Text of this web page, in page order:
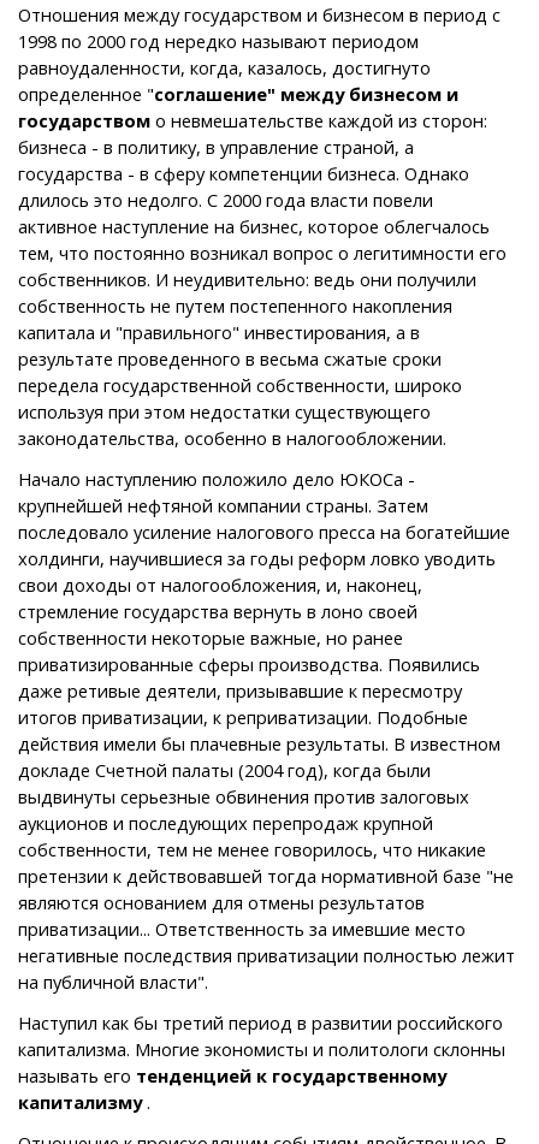
Отношения между государством и бизнесом в период с
1998 по 2000 год нередко называют периодом
равноудаленности, когда, казалось, достигнуто
определенное "соглашение" между бизнесом и
государством о невмешательстве каждой из сторон:
бизнеса - в политику, в управление страной, а
государства - в сферу компетенции бизнеса. Однако
длилось это недолго. С 2000 года власти повели
активное наступление на бизнес, которое облегчалось
тем, что постоянно возникал вопрос о легитимности его
собственников. И неудивительно: ведь они получили
собственность не путем постепенного накопления
капитала и "правильного" инвестирования, а в
результате проведенного в весьма сжатые сроки
передела государственной собственности, широко
используя при этом недостатки существующего
законодательства, особенно в налогообложении.
Начало наступлению положило дело ЮКОСа -
крупнейшей нефтяной компании страны. Затем
последовало усиление налогового пресса на богатейшие
холдинги, научившиеся за годы реформ ловко уводить
свои доходы от налогообложения, и, наконец,
стремление государства вернуть в лоно своей
собственности некоторые важные, но ранее
приватизированные сферы производства. Появились
даже ретивые деятели, призывавшие к пересмотру
итогов приватизации, к реприватизации. Подобные
действия имели бы плачевные результаты. В известном
докладе Счетной палаты (2004 год), когда были
выдвинуты серьезные обвинения против залоговых
аукционов и последующих перепродаж крупной
собственности, тем не менее говорилось, что никакие
претензии к действовавшей тогда нормативной базе "не
являются основанием для отмены результатов
приватизации... Ответственность за имевшие место
негативные последствия приватизации полностью лежит
на публичной власти".
Наступил как бы третий период в развитии российского
капитализма. Многие экономисты и политологи склонны
называть его тенденцией к государственному
капитализму.